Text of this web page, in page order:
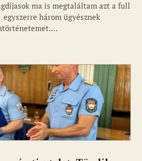
ma is megtaláltam azt a full
három ügyésznek